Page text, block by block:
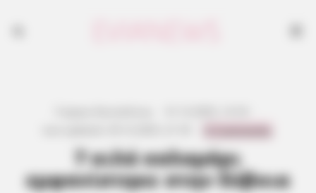
7 κιλά καλαμάρι
εμφανίστηκε στην Εύβοια